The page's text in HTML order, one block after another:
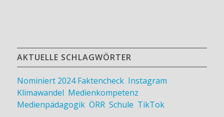
AKTUELLE SCHLAGWÖRTER
Nominiert 2024 Faktencheck, Instagram
Klimawandel Medienkompetenz
Medienpädagogik, ÖRR, Schule TikTok